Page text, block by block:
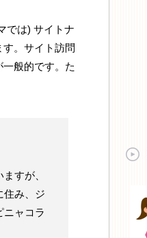
では) サイトナ
。サイト訪問
般的です。た
すが、
住み、ジ
ニャコラ